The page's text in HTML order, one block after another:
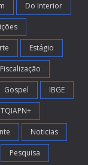
Do Interior
Estágio
Fiscalização
Gospel IBGE
Noticias
Pesquisa